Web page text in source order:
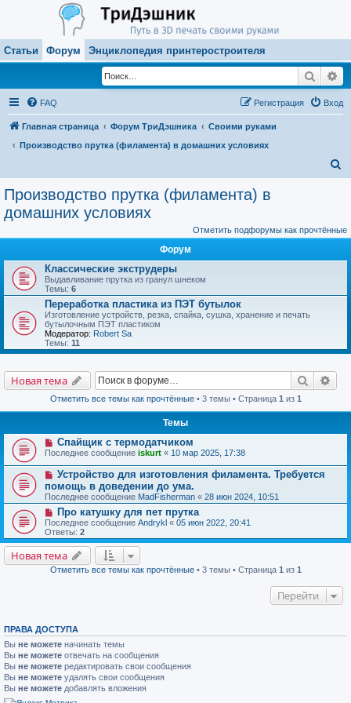
Статьи Форум Энциклопедия принтеростроителя
Поиск
FAQ Вход
Регистрация
Главная страница Форум ТриДэшника
Своими руками
Производство прутка (филамента) в домашних условиях
к
Производство прутка (филамента) в
домашних условиях
Отметить подфорумы как прочтённые
Форум
Классические экструдеры
Выдавливание прутка из гранул шнеком
Темы: 6
Переработка пластика из ПЭТ бутылок
Изготовление устройств, резка, спайка, сушка, хранение и печать
бутылочным ПЭТ пластиком
Модератор: Robert Sa
Темы: 11
Новая тема Поиск
Отметить все темы как прочтённые• 3 темы • Страница 1 из 1
Темы
Спайщик с термодатчиком
Последнее сообщение iskurt « 10 мар 2025, 17:38
Устройство для изготовления филамента. Требуется
помощь в доведении до ума.
Последнее сообщение MadFisherman « 28 июн 2024, 10:51
Про катушку для пет прутка
Последнее сообщение Andrykl « 05 июн 2022, 20:41
Ответы: 2
Новая тема
Отметить все темы как прочтённые• 3 темы • Страница 1 из 1
Перейти
ПРАВА ДОСТУПА
Вы не можете начинать темы
Вы не можете отвечать на сообщения
Вы не можете редактировать свои сообщения
Вы не можете удалять свои сообщения
Вы не можете добавлять вложения